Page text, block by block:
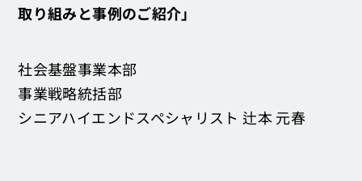
取り組みと事例のご紹介」
社会基盤事業本部
事業戦略統括部
シニアハイエンドスペシャリスト 辻本 元春